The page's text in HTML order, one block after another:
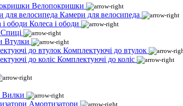
Велопокришки
Камери для велосипеда
Колеса і ободи
Спиці
Втулки
Комплектуючі до втулок
Комплектуючі до коліс
Вилки
Амортизатори